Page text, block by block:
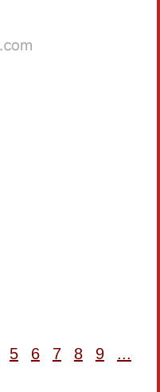
5 6 7 8 9
...